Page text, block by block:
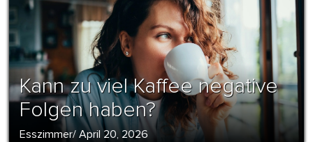
Kann zu viel Kaffee negative
Folgen haben?
Esszimmer/ April 20, 2026